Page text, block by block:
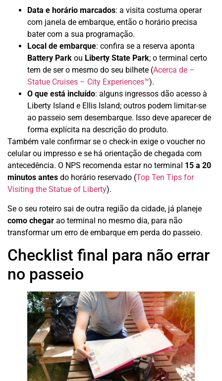
Data e horário marcados: a visita costuma operar
com janela de embarque, então o horário precisa
bater com a sua programação.
Local de embarque: confira se a reserva aponta
Battery Park ou Liberty State Park; o terminal certo
tem de ser o mesmo do seu bilhete (Acerca de –
Statue Cruises – City Experiences™).
O que está incluído: alguns ingressos dão acesso à
Liberty Island e Ellis Island; outros podem limitar-se
ao passeio sem desembarque. Isso deve aparecer de
forma explícita na descrição do produto.
Também vale confirmar se o check-in exige o voucher no
celular ou impresso e se há orientação de chegada com
antecedência. O NPS recomenda estar no terminal 15 a 20
minutos antes do horário reservado (Top Ten Tips for
Visiting the Statue of Liberty).
Se o seu roteiro sai de outra região da cidade, já planeje
como chegar ao terminal no mesmo dia, para não
transformar um erro de embarque em perda do passeio.
Checklist final para não errar
no passeio